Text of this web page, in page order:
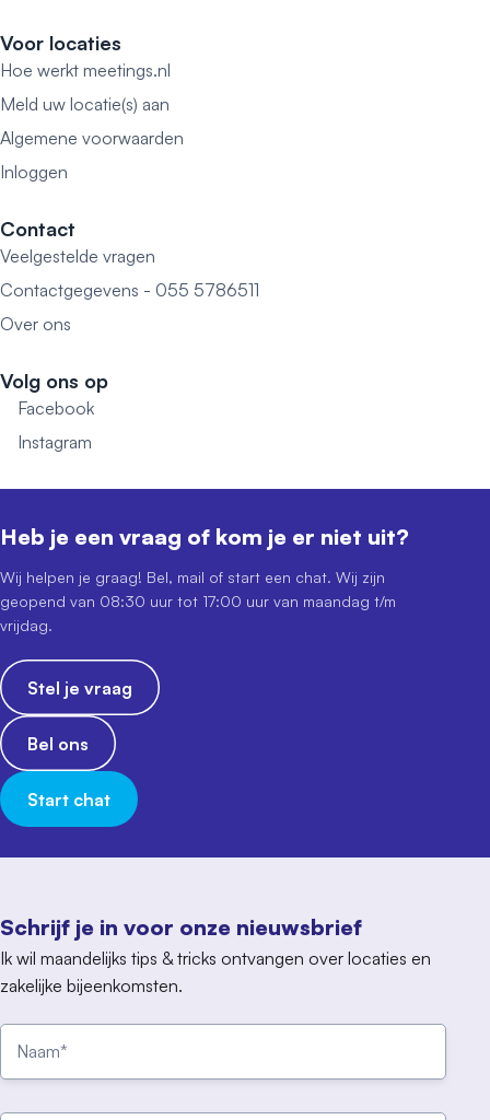
Voor locaties
Hoe werkt meetings.nl
Meld uw locatie(s) aan
Algemene voorwaarden
Inloggen
Contact
Veelgestelde vragen
Contactgegevens - 055 5786511
Over ons
Volg ons op
Facebook
Instagram
Schrijf je in voor onze nieuwsbrief
Ik wil maandelijks tips & tricks ontvangen over locaties en
zakelijke bijeenkomsten.
Heb je een vraag of kom je er niet uit?
Wij helpen je graag! Bel, mail of start een chat. Wij zijn
geopend van 08:30 uur tot 17:00 uur van maandag t/m
vrijdag.
Stel je vraag
Bel ons
Start chat